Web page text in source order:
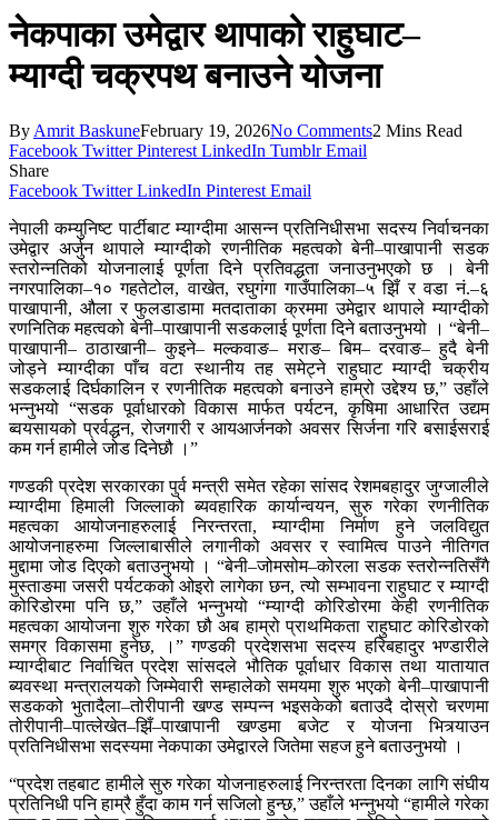
नेकपाका उमेद्वार थापाको राहुघाट–
म्याग्दी चक्रपथ बनाउने योजना
By Amrit BaskuneFebruary 19, 2026No Comments2 Mins Read
Facebook Twitter Pinterest LinkedIn Tumblr Email
Share
Facebook Twitter LinkedIn Pinterest Email
नेपाली कम्युनिष्ट पार्टीबाट म्याग्दीमा आसन्न प्रतिनिधीसभा सदस्य निर्वाचनका
उमेद्वार अर्जुन थापाले म्याग्दीको रणनीतिक महत्वको बेनी–पाखापानी सडक
स्तरोन्नतिको योजनालाई पूर्णता दिने प्रतिवद्धता जनाउनुभएको छ । बेनी
नगरपालिका–१० गहतेटोल, वाखेत, रघुगंगा गाउँपालिका–५ झिँ र वडा नं.–६
पाखापानी, औला र फुलडाडामा मतदाताका क्रममा उमेद्वार थापाले म्याग्दीको
रणनितिक महत्वको बेनी–पाखापानी सडकलाई पूर्णता दिने बताउनुभयो । “बेनी–
पाखापानी– ठाठाखानी– कुइने– मल्कवाङ– मराङ– बिम– दरवाङ– हुदै बेनी
जोड्ने म्याग्दीका पाँच वटा स्थानीय तह समेट्ने राहुघाट म्याग्दी चक्रीय
सडकलाई दिर्घकालिन र रणनीतिक महत्वको बनाउने हाम्रो उद्देश्य छ,” उहाँले
भन्नुभयो “सडक पूर्वाधारको विकास मार्फत पर्यटन, कृषिमा आधारित उद्यम
ब्वयसायको प्रर्वद्धन, रोजगारी र आयआर्जनको अवसर सिर्जना गरि बसाईसराई
कम गर्न हामीले जोड दिनेछौ ।”
गण्डकी प्रदेश सरकारका पुर्व मन्त्री समेत रहेका सांसद रेशमबहादुर जुग्जालीले
म्याग्दीमा हिमाली जिल्लाको ब्यवहारिक कार्यान्वयन, सुरु गरेका रणनीतिक
महत्वका आयोजनाहरुलाई निरन्तरता, म्याग्दीमा निर्माण हुने जलविद्युत
आयोजनाहरुमा जिल्लाबासीले लगानीको अवसर र स्वामित्व पाउने नीतिगत
मुद्दामा जोड दिएको बताउनुभयो । “बेनी–जोमसोम–कोरला सडक स्तरोन्नतिसँगै
मुस्ताङमा जसरी पर्यटकको ओइरो लागेका छन, त्यो सम्भावना राहुघाट र म्याग्दी
कोरिडोरमा पनि छ,” उहाँले भन्नुभयो “म्याग्दी कोरिडोरमा केही रणनीतिक
महत्वका आयोजना शुरु गरेका छौ अब हाम्रो प्राथमिकता राहुघाट कोरिडोरको
समग्र विकासमा हुनेछ, ।”गण्डकी प्रदेशसभा सदस्य हरिबहादुर भण्डारीले
म्याग्दीबाट निर्वाचित प्रदेश सांसदले भौतिक पूर्वाधार विकास तथा यातायात
ब्यवस्था मन्त्रालयको जिम्मेवारी सम्हालेको समयमा शुरु भएको बेनी–पाखापानी
सडकको भुतादैला–तोरीपानी खण्ड सम्पन्न भइसकेको बताउदै दोस्रो चरणमा
तोरीपानी–पात्लेखेत–झिँ–पाखापानी खण्डमा बजेट र योजना भित्र्याउन
प्रतिनिधीसभा सदस्यमा नेकपाका उमेद्वारले जितेमा सहज हुने बताउनुभयो ।
“प्रदेश तहबाट हामीले सुरु गरेका योजनाहरुलाई निरन्तरता दिनका लागि संघीय
प्रतिनिधी पनि हाम्रै हुँदा काम गर्न सजिलो हुन्छ,” उहाँले भन्नुभयो “हामीले गरेका